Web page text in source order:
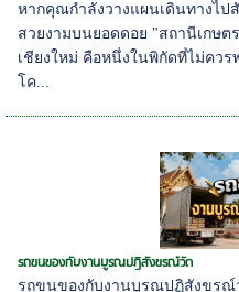
หากคุณกำลังวางแผนเดินทางไ
สวยงามบนยอดดอย "สถานีเกษต
เชียงใหม่ คือหนึ่งในพิกัดที่ไม่คว
โค...
รถขนของกับงานบูรณปฏิสังขรณ์วัด
รถขนของกับงานบูรณปฏิสังขรณ์